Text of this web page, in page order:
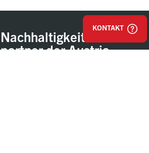
Nachhaltigkeits-
partner der Austria
KONTAKT